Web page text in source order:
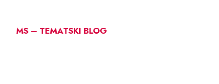
MS – TEMATSKI BLOG